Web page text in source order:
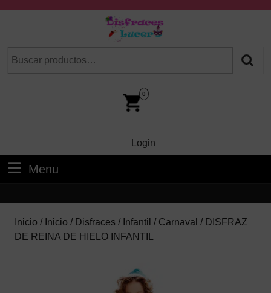
Cuando hay resultados autocompletados, puedes utilizar
0
LoginLogin
Menu
Inicio / Inicio / Disfraces / Infantil / Carnaval / DISFRAZ
DE REINA DE HIELO INFANTIL